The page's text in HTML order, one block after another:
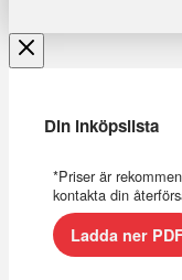
Din inköpslista
*Priser är
kontakta din
Ladda ner